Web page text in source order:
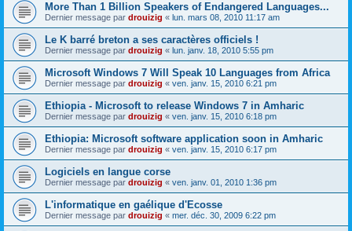
More Than 1 Billion Speakers of Endangered Languages...
Dernier message par drouizig « lun. mars 08, 2010 11:17 am
Le K barré breton a ses caractères officiels !
Dernier message par drouizig « lun. janv. 18, 2010 5:55 pm
Microsoft Windows 7 Will Speak 10 Languages from Africa
Dernier message par drouizig « ven. janv. 15, 2010 6:21 pm
Ethiopia - Microsoft to release Windows 7 in Amharic
Dernier message par drouizig « ven. janv. 15, 2010 6:18 pm
Ethiopia: Microsoft software application soon in Amharic
Dernier message par drouizig « ven. janv. 15, 2010 6:17 pm
Logiciels en langue corse
Dernier message par drouizig « ven. janv. 01, 2010 1:36 pm
L'informatique en gaélique d'Ecosse
Dernier message par drouizig « mer. déc. 30, 2009 6:22 pm